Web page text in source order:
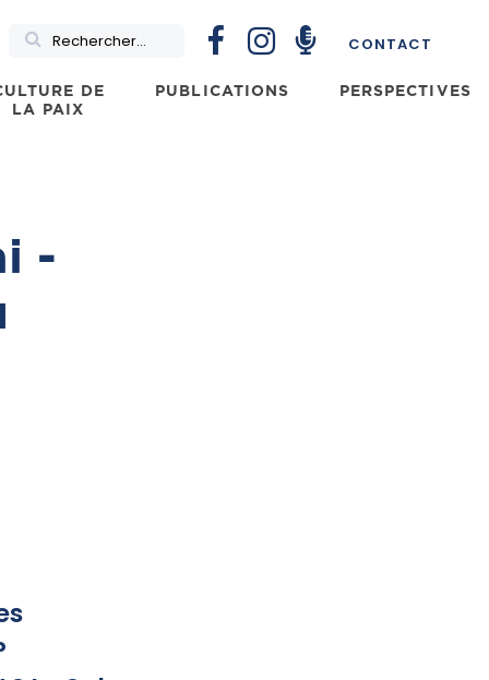
Rechercher CONTACT
DE
LA PAIX
PUBLICATIONS PERSPECTIVES
-